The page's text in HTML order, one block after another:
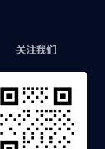
关注我们